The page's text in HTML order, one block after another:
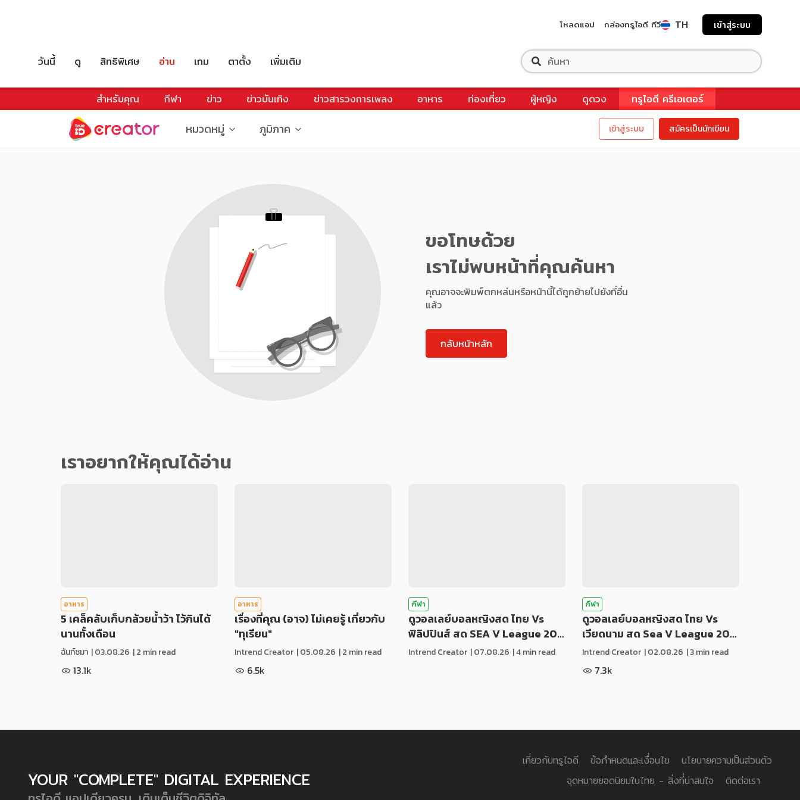
โหลดแอป กล่องทรูไอดี ทีวี TH เข้าสู่ระบบ
วันนี้ ดู สิทธิพิเศษ อ่าน เกม ตาตั้ง เพิ่มเติม
สำหรับคุณ กีฬา ข่าว ข่าวบันเทิง ข่าวสารวงการเพลง อาหาร ท่องเที่ยว ผู้หญิง ดูดวง ทรูไอดี ครีเอเตอร์
หมวดหมู่ ภูมิภาค เข้าสู่ระบบ สมัครเป็นนักเขียน
ขอโทษด้วย
เราไม่พบหน้าที่คุณค้นหา
คุณอาจจะพิมพ์ตกหล่นหรือหน้านี้ได้ถูกย้ายไปยังที่อื่น
แล้ว
กลับหน้าหลัก
เราอยากให้คุณได้อ่าน
อาหาร
5 เคล็คลับเก็บกล้วยน้ำว้า ไว้กินได้
นานทั้งเดือน
ฉันท์ชมา |03.08.26 | 2 min read
13.1k
อาหาร
เรื่องที่คุณ (อาจ) ไม่เคยรู้ เกี่ยวกับ
"ทุเรียน"
Intrend Creator |05.08.26 | 2 min read
6.5k
กีฬา
ดูวอลเลย์บอลหญิงสด ไทย Vs
ฟิลิปปินส์ สด SEA V League 20…
Intrend Creator |07.08.26 | 4 min read
กีฬา
ดูวอลเลย์บอลหญิงสด ไทย Vs
เวียดนาม สด Sea V League 20…
Intrend Creator |02.08.26 | 3 min read
7.3k
YOUR "COMPLETE" DIGITAL EXPERIENCE
เกี่ยวกับทรูไอดี ข้อกำหนดและเงื่อนไข
นโยบายความเป็นส่วนตัว
จุดหมายยอดนิยมในไทย - สิ่งที่น่าสนใจ
ติดต่อเรา